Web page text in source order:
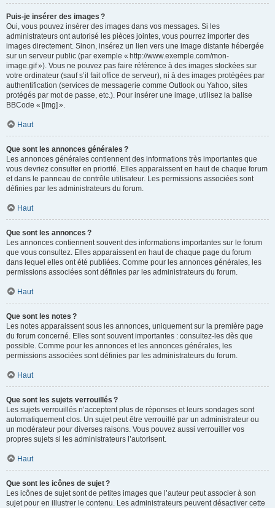
Puis-je insérer des images ?
Oui, vous pouvez insérer des images dans vos messages. Si les
administrateurs ont autorisé les pièces jointes, vous pourrez importer des
images directement. Sinon, insérez un lien vers une image distante hébergée
sur un serveur public (par exemple « http://www.exemple.com/mon-
image.gif »). Vous ne pouvez pas faire référence à des images stockées sur
votre ordinateur (sauf s’il fait office de serveur), ni à des images protégées par
authentification (services de messagerie comme Outlook ou Yahoo, sites
protégés par mot de passe, etc.). Pour insérer une image, utilisez la balise
BBCode « [img] ».
Haut
Que sont les annonces générales ?
Les annonces générales contiennent des informations très importantes que
vous devriez consulter en priorité. Elles apparaissent en haut de chaque forum
et dans le panneau de contrôle utilisateur. Les permissions associées sont
définies par les administrateurs du forum.
Haut
Que sont les annonces ?
Les annonces contiennent souvent des informations importantes sur le forum
que vous consultez. Elles apparaissent en haut de chaque page du forum
dans lequel elles ont été publiées. Comme pour les annonces générales, les
permissions associées sont définies par les administrateurs du forum.
Haut
Que sont les notes ?
Les notes apparaissent sous les annonces, uniquement sur la première page
du forum concerné. Elles sont souvent importantes : consultez-les dès que
possible. Comme pour les annonces et les annonces générales, les
permissions associées sont définies par les administrateurs du forum.
Haut
Que sont les sujets verrouillés ?
Les sujets verrouillés n’acceptent plus de réponses et leurs sondages sont
automatiquement clos. Un sujet peut être verrouillé par un administrateur ou
un modérateur pour diverses raisons. Vous pouvez aussi verrouiller vos
propres sujets si les administrateurs l’autorisent.
Haut
Que sont les icônes de sujet ?
Les icônes de sujet sont de petites images que l’auteur peut associer à son
sujet pour en illustrer le contenu. Les administrateurs peuvent désactiver cette